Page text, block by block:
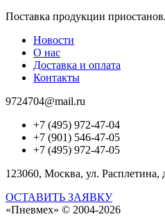
Поставка продукции
Новости
О нас
Доставка и оплата
Контакты
9724704@mail.ru
+7 (495) 972-47-04
+7 (901) 546-47-05
+7 (495) 972-47-05
123060, Москва, ул. Расплетина,
ОСТАВИТЬ ЗАЯВКУ
«Пневмех» © 2004-2026